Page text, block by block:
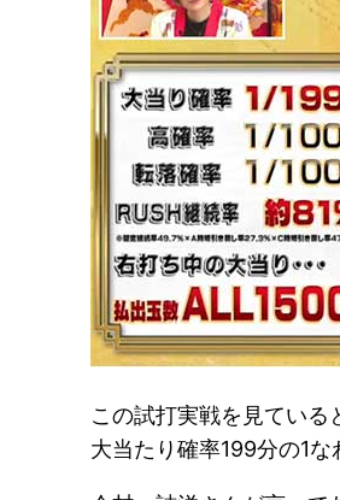
この試打実戦を見ている
大当たり確率199分の1